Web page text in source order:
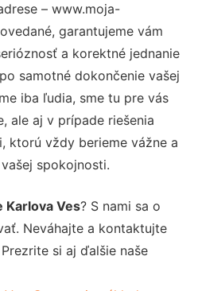
– www.moja-
garantujeme vám
a korektné jednanie
samotné dokončenie vašej
iba ľudia, sme tu pre vás
ale aj v prípade riešenia
ktorú vždy berieme vážne a
spokojnosti.
Karlova Ves? S nami sa o
Neváhajte a kontaktujte
si aj ďalšie naše